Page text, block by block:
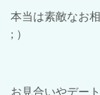
本当は素敵なお
; ）
お見合いやデー